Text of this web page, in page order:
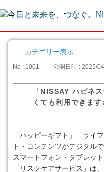
カテゴリー表示
No : 1001 公開日時 : 2025/
「NISSAY ハピネ
くても利用できます
「ハッピーギフト」「ライ
ト・コンテンツがデジタル
スマートフォン・タブレッ
「リスクケアサービス」は